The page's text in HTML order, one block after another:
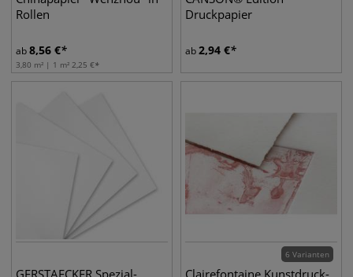
Rollen
ab8,56 €
3,80 m² | 1 m² 2,25 €
Druckpapier
ab2,94 €
GERSTAECKER Spezial-
6 Varianten
Clairefontaine Kunstdruck-